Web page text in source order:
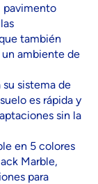
pavimento
también
ambiente de
su sistema de
es rápida y
sin la
en 5 colores
Marble,
para